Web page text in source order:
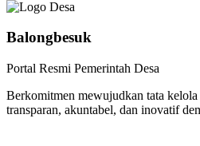
Balongbesuk
Portal Resmi Pemerintah Desa
Berkomitmen mewujudkan tata kelola
transparan, akuntabel, dan inovatif